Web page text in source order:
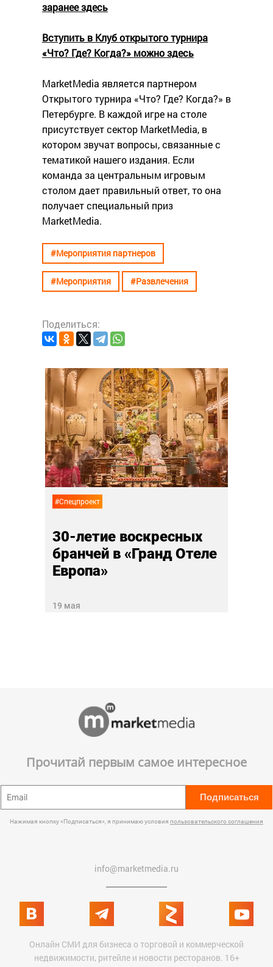
заранее здесь
Вступить в Клуб открытого турнира
«Что? Где? Когда?» можно здесь
MarketMedia является партнером
Открытого турнира «Что? Где? Когда?» в
Петербурге. В каждой игре на столе
присутствует сектор MarketMedia, в
котором звучат вопросы, связанные с
тематикой нашего издания. Если
команда за центральным игровым
столом дает правильный ответ, то она
получает специальный приз
MarketMedia.
#Мероприятия партнеров
#Мероприятия #Развлечения
Поделиться:
#Спецпроект
30-летие воскресных
бранчей в «Гранд Отеле
Европа»
19 мая
Прочитай первым самое интересное
Подписаться
Нажимая кнопку «Подписаться», я принимаю условия пользовательского соглашения
info@marketmedia.ru
Онлайн СМИ для бизнеса о торговой и коммерческой
недвижимости, ритейле и новости ресторанов. 16+